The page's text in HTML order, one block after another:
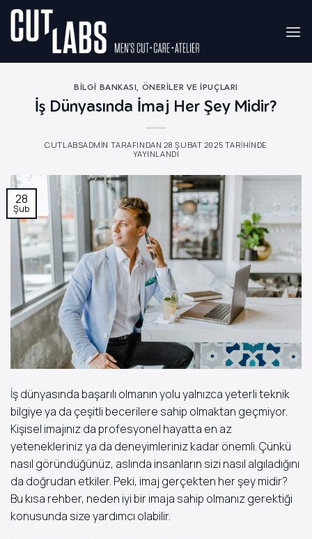
İçeriğe
BILGI BANKASI, ÖNERILER VE İPUÇLARI
İş Dünyasında İmaj Her Şey Midir?
CUTLABSADMIN TARAFINDAN 28 ŞUBAT 2025 TARIHINDE
YAYINLANDI
28
Şub
İş dünyasında başarılı olmanın yolu yalnızca yeterli teknik
bilgiye ya da çeşitli becerilere sahip olmaktan geçmiyor.
Kişisel imajınız da profesyonel hayatta en az
yetenekleriniz ya da deneyimleriniz kadar önemli. Çünkü
nasıl göründüğünüz, aslında insanların sizi nasıl algıladığını
da doğrudan etkiler. Peki, imaj gerçekten her şey midir?
Bu kısa rehber, neden iyi bir imaja sahip olmanız gerektiği
konusunda size yardımcı olabilir.